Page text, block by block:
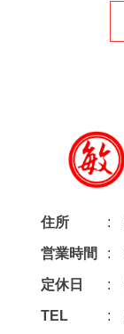
住所
営業時間
定休日
TEL